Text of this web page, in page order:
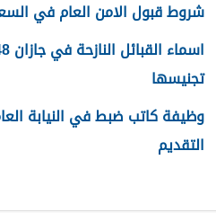
شروط قبول الامن العام في
تجنيسها
التقديم